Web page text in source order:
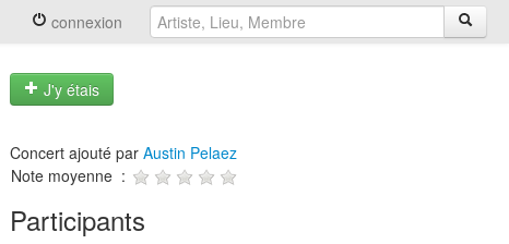
connexion
J'y étais
Concert ajouté par Austin Pelaez
Note moyenne :
Participants